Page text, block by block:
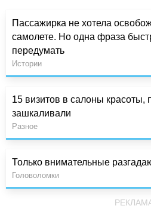
Пассажирка не хотела
самолете. Но одна фраза
передумать
Истории
15 визитов в салоны красоты,
зашкаливали
Разное
Только внимательные
Головоломки